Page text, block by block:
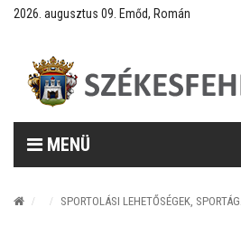
2026. augusztus 09. Emőd, Román
MENÜ
SPORTOLÁSI LEHETŐSÉGEK,